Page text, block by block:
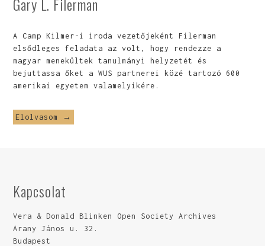
A Camp Kilmer-i iroda vezetőjeként Filerman
elsődleges feladata az volt, hogy rendezze a
magyar menekültek tanulmányi helyzetét és
bejuttassa őket a WUS partnerei közé tartozó 600
amerikai egyetem valamelyikére.
Elolvasom →
Kapcsolat
Vera & Donald Blinken Open Society Archives
Arany János u. 32.
Budapest